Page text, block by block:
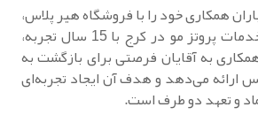
همکاری خود را با فروشگاه هیر پلاس،
یکی از مراکز معتبر خدمات پروتز مو در کرج با 15 سال تجربه،
به آقایان فرصتی برای بازگشت به
ارائه می‌دهد و هدف آن ایجاد تجربه‌ای
و تعهد دو طرف است.